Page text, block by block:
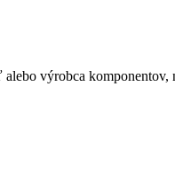
výrobca